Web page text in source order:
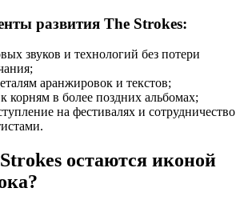
развития The Strokes:
звуков и технологий без потери
аранжировок и текстов;
корням в более поздних альбомах;
на фестивалях и сотрудничество
остаются иконой